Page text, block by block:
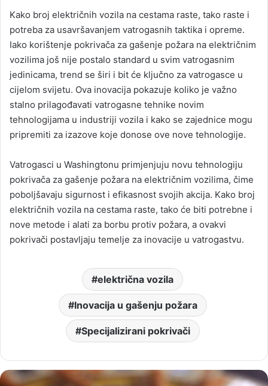
Kako broj električnih vozila na cestama raste, tako raste i
potreba za usavršavanjem vatrogasnih taktika i opreme.
Iako korištenje pokrivača za gašenje požara na električnim
vozilima još nije postalo standard u svim vatrogasnim
jedinicama, trend se širi i bit će ključno za vatrogasce u
cijelom svijetu. Ova inovacija pokazuje koliko je važno
stalno prilagođavati vatrogasne tehnike novim
tehnologijama u industriji vozila i kako se zajednice mogu
pripremiti za izazove koje donose ove nove tehnologije.
Vatrogasci u Washingtonu primjenjuju novu tehnologiju
pokrivača za gašenje požara na električnim vozilima, čime
poboljšavaju sigurnost i efikasnost svojih akcija. Kako broj
električnih vozila na cestama raste, tako će biti potrebne i
nove metode i alati za borbu protiv požara, a ovakvi
pokrivači postavljaju temelje za inovacije u vatrogastvu.
električna vozila
Inovacija u gašenju požara
Specijalizirani pokrivači